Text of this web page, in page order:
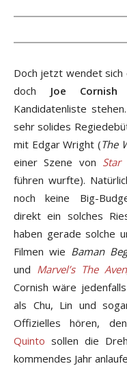
Doch jetzt wendet
doch Joe Cornish
Kandidatenliste
sehr solides
mit Edgar Wright (The
einer Szene von Star
führen wurfte).
noch keine Big-
direkt ein solches
haben gerade solche
Filmen wie Baman
und Marvel’s The
Cornish wäre
als Chu, Lin und
Offizielles hören,
Quinto sollen die
kommendes Jahr